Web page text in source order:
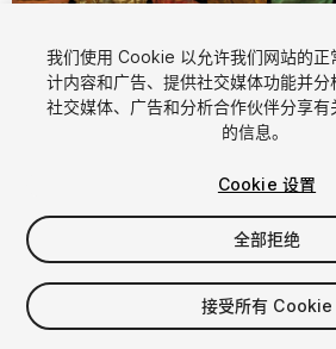
1/65
$49.99
增值税将在结算时计算
我们使用 Cookie 以允许我们网站的正
计内容和广告、提供社交媒体功能并分
社交媒体、广告和分析合作伙伴分享
的信息。
Cookie 设置
全部拒绝
接受所有 Cookie